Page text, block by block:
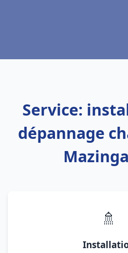
Service:
dépannage
🚿